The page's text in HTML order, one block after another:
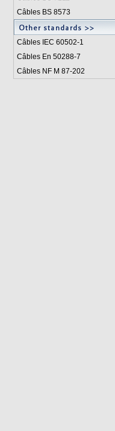
Câbles BS 8573
Câbles IEC 60502-1
Câbles En 50288-7
Câbles NF M 87-202